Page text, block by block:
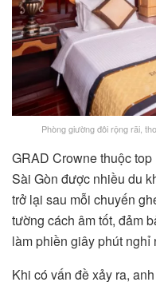
Phòng giường đôi rộng rãi,
GRAD Crowne thuộc
Sài Gòn được nhiều du
trở lại sau mỗi chuyến
tường cách âm tốt, đảm
làm phiền giây phút
Khi có vấn đề xảy ra,